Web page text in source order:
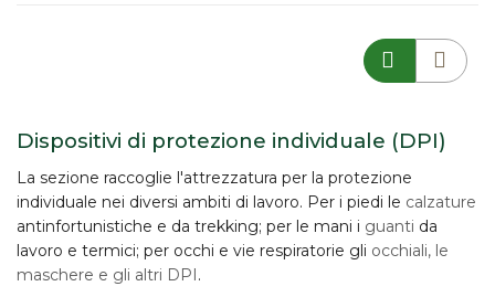
Dispositivi di protezione individuale (DPI)
La sezione raccoglie l'attrezzatura per la protezione
individuale nei diversi ambiti di lavoro. Per i piedi le calzature
antinfortunistiche e da trekking; per le mani i guanti da
lavoro e termici; per occhi e vie respiratorie gli occhiali, le
maschere e gli altri DPI.